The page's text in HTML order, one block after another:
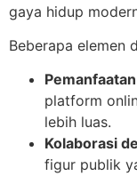
gaya hidup
Beberapa elemen
platform
lebih luas.
Kolaborasi
figur publik